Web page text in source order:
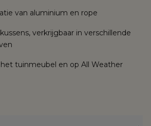
van aluminium en rope
verkrijgbaar in verschillende
tuinmeubel en op All Weather